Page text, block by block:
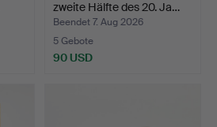
zweite Hälfte des 20. Ja…
Beendet 7. Aug 2026
5 Gebote
90 USD